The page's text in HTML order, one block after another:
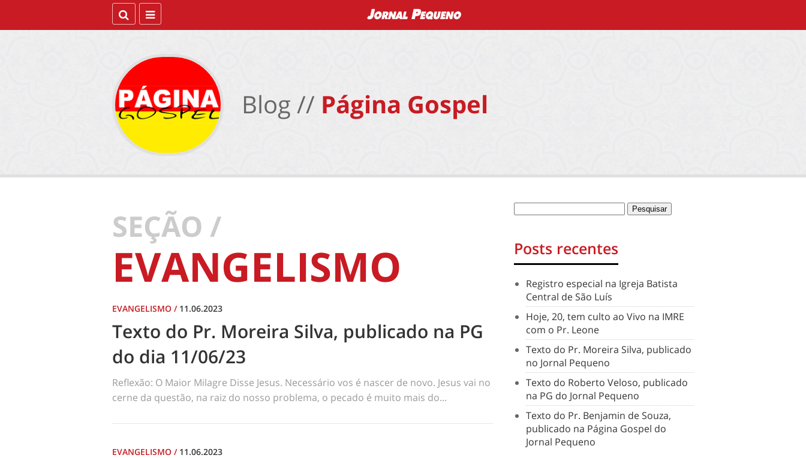
Blog // Página Gospel
SEÇÃO /
EVANGELISMO
EVANGELISMO / 11.06.2023
Texto do Pr. Moreira Silva, publicado na PG
do dia 11/06/23
Reflexão: O Maior Milagre Disse Jesus. Necessário vos é nascer de novo. Jesus vai no
cerne da questão, na raiz do nosso problema, o pecado é muito mais do...
EVANGELISMO / 11.06.2023
Posts recentes
Registro especial na Igreja Batista
Central de São Luís
Hoje, 20, tem culto ao Vivo na IMRE
com o Pr. Leone
Texto do Pr. Moreira Silva, publicado
no Jornal Pequeno
Texto do Roberto Veloso, publicado
na PG do Jornal Pequeno
Texto do Pr. Benjamin de Souza,
publicado na Página Gospel do
Jornal Pequeno